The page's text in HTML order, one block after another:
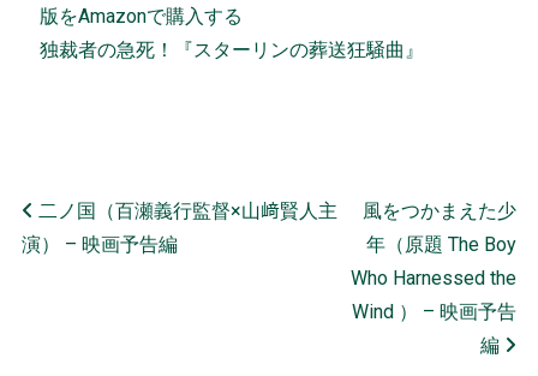
版をAmazonで購入する
独裁者の急死！『スターリンの葬送狂騒曲』
Post navigation
二ノ国（百瀬義行監督×山﨑賢人主
演） – 映画予告編
風をつかまえた少
年（原題 The Boy
Who Harnessed the
Wind ） – 映画予告
編